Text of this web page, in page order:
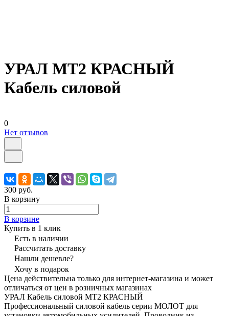
УРАЛ МТ2 КРАСНЫЙ
Кабель силовой
0
Нет отзывов
300 руб.
В корзину
В корзине
Купить в 1 клик
Есть в наличии
Рассчитать доставку
Нашли дешевле?
Хочу в подарок
Цена действительна только для интернет-магазина и может
отличаться от цен в розничных магазинах
УРАЛ Кабель силовой МТ2 КРАСНЫЙ
Профессиональный силовой кабель серии МОЛОТ для